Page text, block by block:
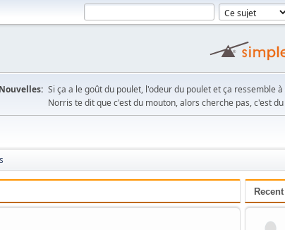
Nouvelles: Si ça a le goût du poulet, l'odeur du poulet et ça ressemble
Norris te dit que c'est du mouton, alors cherche pas, c'est
Recent